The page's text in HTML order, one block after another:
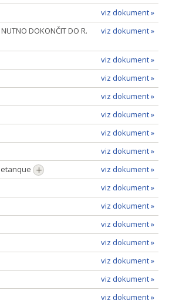
viz dokument »
DOKONČIT DO R.
viz dokument »
viz dokument »
viz dokument »
viz dokument »
viz dokument »
viz dokument »
viz dokument »
viz dokument »
viz dokument »
viz dokument »
viz dokument »
viz dokument »
viz dokument »
viz dokument »
viz dokument »